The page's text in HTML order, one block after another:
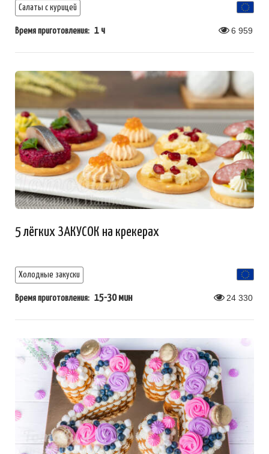
Салаты с курицей
Время приготовления: 1 ч 6 959
5 лёгких ЗАКУСОК на крекерах
Холодные закуски
Время приготовления: 15-30 мин 24 330